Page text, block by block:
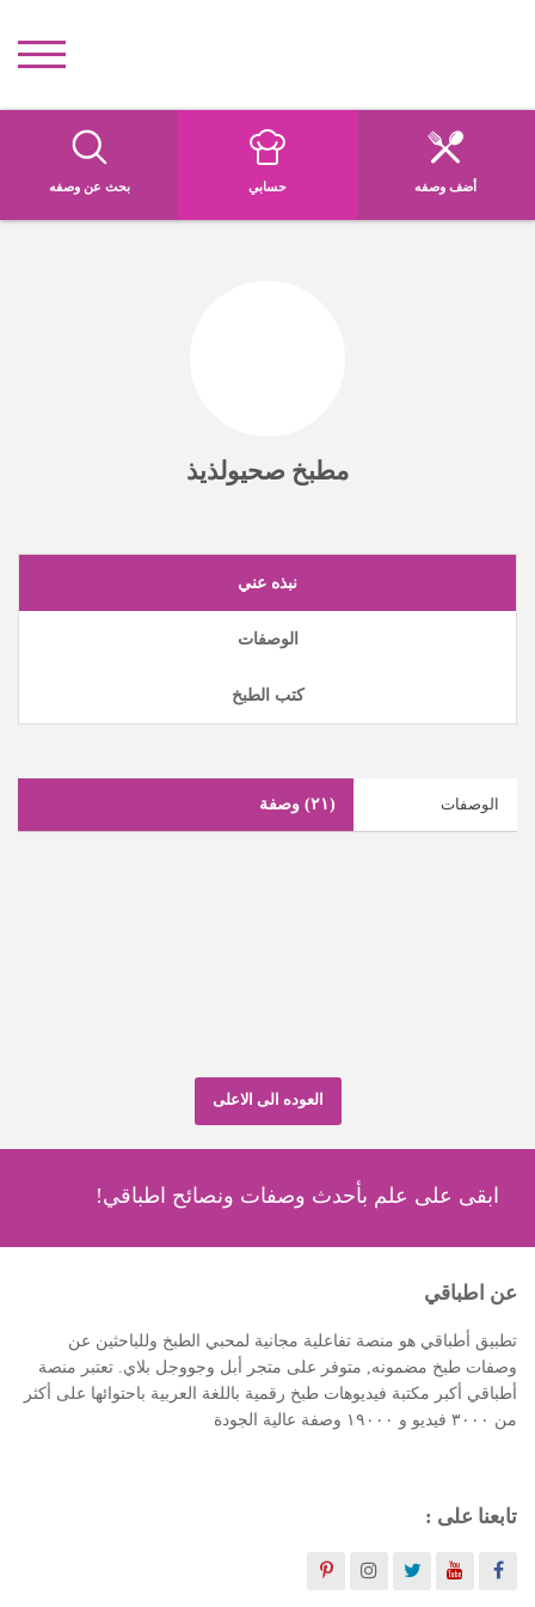
أضف وصفه حسابي بحث عن وصفه
مطبخ صحيولذيذ
نبذه عني
الوصفات
كتب الطبخ
الوصفات (٢١) وصفة
العوده الى الاعلى
ابقى على علم بأحدث وصفات ونصائح اطباقي!
عن اطباقي
تطبيق أطباقي هو منصة تفاعلية مجانية لمحبي الطبخ وللباحثين عن
وصفات طبخ مضمونه, متوفر على متجر أبل وجووجل بلاي. تعتبر منصة
أطباقي أكبر مكتبة فيديوهات طبخ رقمية باللغة العربية باحتوائها على أكثر
من ٣٠٠٠ فيديو و ١٩٠٠٠ وصفة عالية الجودة
تابعنا على :